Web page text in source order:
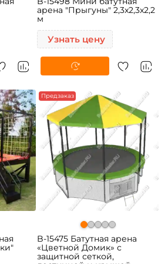
арена "Прыгуны" 2,3x2,3x2,2
м
Узнать цену
Предзаказ
B-15475 Батутная арена
«Цветной Домик» с
защитной сеткой,